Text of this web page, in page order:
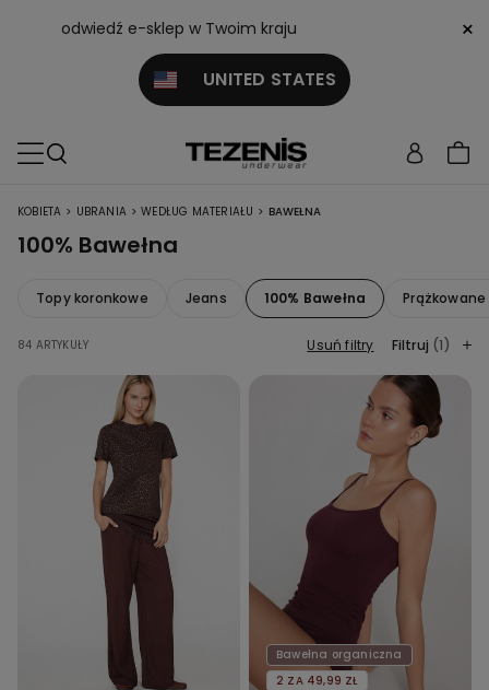
odwiedź e-sklep w Twoim kraju
UNITED STATES
×
KOBIETA > UBRANIA > WEDŁUG MATERIAŁU > BAWEŁNA
100% Bawełna
Topy koronkowe Jeans 100% Bawełna
84 ARTYKUŁY Usuń filtry Filtruj (1)
Bawełna organiczna
2 ZA 49,99 ZŁ